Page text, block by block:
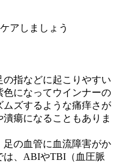
アしましょう
指などに起こりやすい
色になってウインナーの
ムズするような痛痒さが
瘍になることもありま
足の血管に血流障害がか
は、ABIやTBI（血圧脈